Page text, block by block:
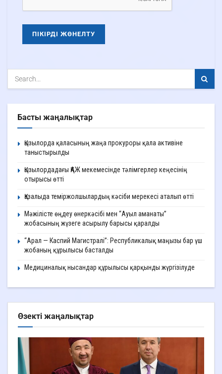
Басты жаңалықтар
Қызылорда қаласының жаңа прокуроры қала активіне
таныстырылды
Қызылордадағы ҚАЖ мекемесінде тәлімгерлер кеңесінің
отырысы өтті
Қазалыда теміржолшылардың кәсіби мерекесі аталып өтті
Мәжілісте өңдеу өнеркәсібі мен “Ауыл аманаты”
жобасының жүзеге асырылу барысы қаралды
“Арал — Каспий Магистралі”: Республикалық маңызы бар үш
жобаның құрылысы басталды
Медициналық нысандар құрылысы қарқынды жүргізілуде
Өзекті жаңалықтар